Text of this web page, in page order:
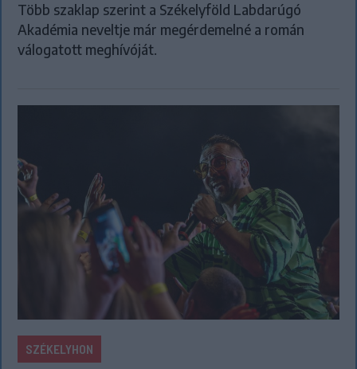
Több szaklap szerint a Székelyföld Labdarúgó
Akadémia neveltje már megérdemelné a román
válogatott meghívóját.
SZÉKELYHON